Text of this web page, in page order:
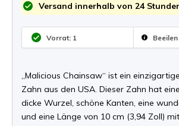
Versand innerhalb von 24
Vorrat: 1
„Malicious Chainsaw“ ist ein
Zahn aus den USA. Dieser Zahn hat
dicke Wurzel, schöne Kanten, eine
und eine Länge von 10 cm (3,94 Zoll)